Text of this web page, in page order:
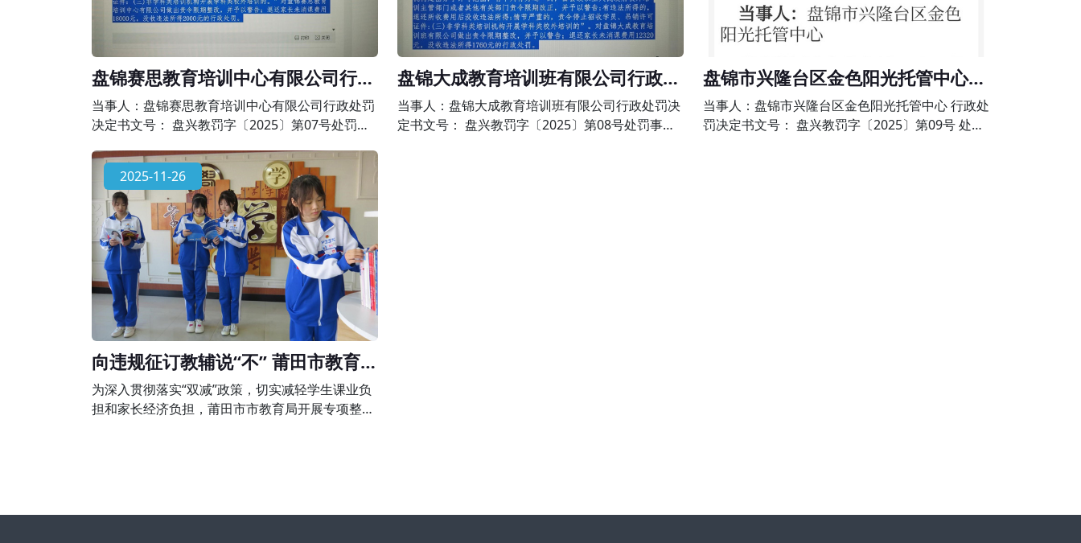
盘锦赛思教育培训中心有限公司行政
处罚公示
当事人：盘锦赛思教育培训中心有限公司行政处罚
决定书文号： 盘兴教罚字〔2025〕第07号处罚事
校外培训法律依据：依据《校外培训行政处罚暂行
办法》第二十条 “校外培训机构超出办学许可范
围，有下列行为之一的，由县级以上人民政府校外
培训主管部门或者其他有关部门责令限期改正，并
予以警告;有违法所得的，退还所收费用后没收违法
所得;情节严重的，责令停止招收学员、吊销
盘锦大成教育培训班有限公司行政处
罚公示
当事人：盘锦大成教育培训班有限公司行政处罚决
定书文号： 盘兴教罚字〔2025〕第08号处罚事
盘锦市兴隆台区金色阳光托管中心行
政处罚公示
当事人：盘锦市兴隆台区金色阳光托管中心 行政处
罚决定书文号： 盘兴教罚字〔2025〕第09号 处罚
2025-11-26
向违规征订教辅说“不” 莆田市教育局
组织开展专项整治行动
为深入贯彻落实“双减”政策，切实减轻学生课业负
担和家长经济负担，莆田市市教育局开展专项整治